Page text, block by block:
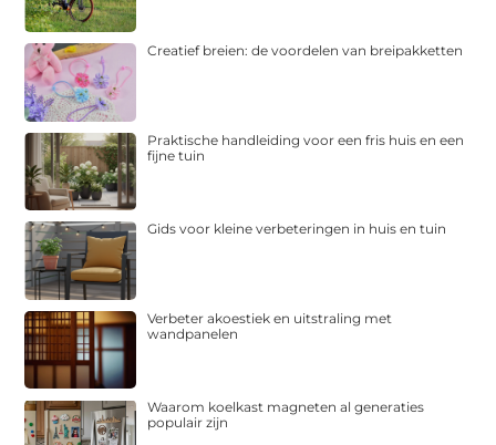
Creatief breien: de voordelen van breipakketten
Praktische handleiding voor een fris huis en een
fijne tuin
Gids voor kleine verbeteringen in huis en tuin
Verbeter akoestiek en uitstraling met
wandpanelen
Waarom koelkast magneten al generaties
populair zijn